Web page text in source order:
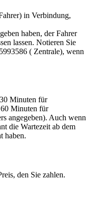
in Verbindung,
haben, der Fahrer
lassen. Notieren Sie
( Zentrale), wenn
Minuten für
60 Minuten für
angegeben). Auch wenn
die Wartezeit ab dem
haben.
den Sie zahlen.